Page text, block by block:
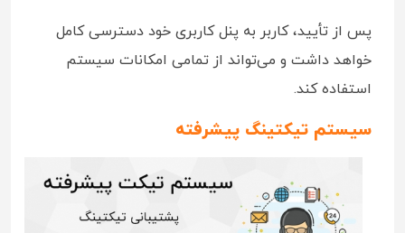
پس از تأیید، کاربر به پنل کاربری خود دسترسی کامل
خواهد داشت و می‌تواند از تمامی امکانات سیستم
استفاده کند.
سیستم تیکتینگ پیشرفته